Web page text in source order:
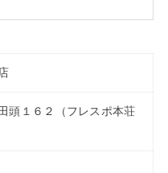
頭１６２（フレスポ本荘